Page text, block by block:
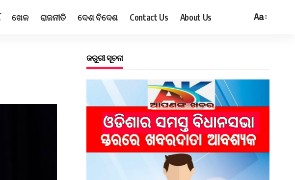
ଖେଳ ରାଜନୀତି ଦେଶ ବିଦେଶ Contact Us About Us Aa
ଜରୁରୀ ସୂଚନା